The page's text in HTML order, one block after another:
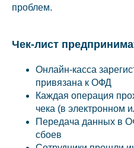
проблем.
Чек-лист
Онлайн-касса
привязана к ОФД
Каждая операция
чека (в электронном
Передача данных в
сбоев